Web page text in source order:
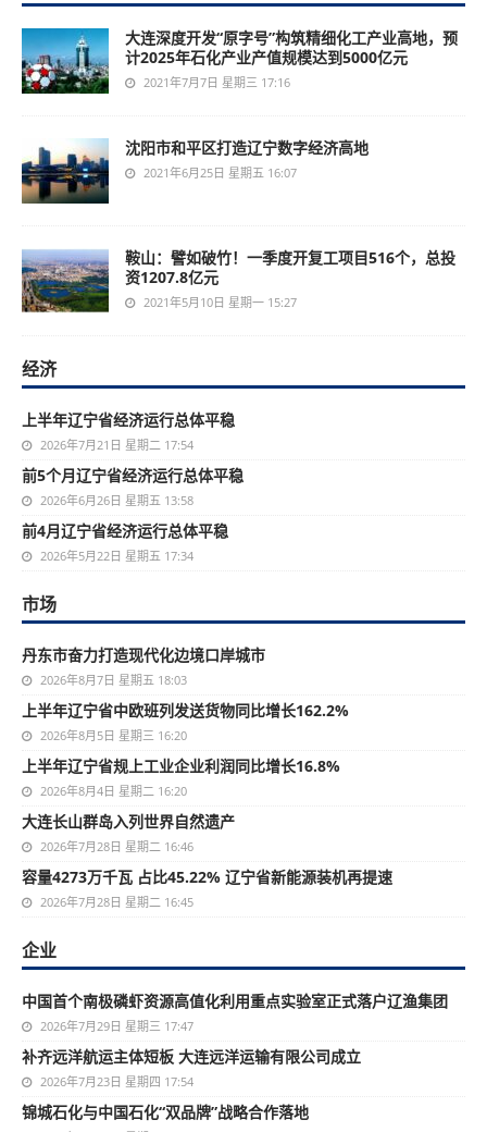
大连深度开发“原字号”构筑精细化工产业高地，预
计2025年石化产业产值规模达到5000亿元
2021年7月7日 星期三 17:16
沈阳市和平区打造辽宁数字经济高地
2021年6月25日 星期五 16:07
鞍山：譬如破竹！一季度开复工项目516个，总投
资1207.8亿元
2021年5月10日 星期一 15:27
经济
上半年辽宁省经济运行总体平稳
2026年7月21日 星期二 17:54
前5个月辽宁省经济运行总体平稳
2026年6月26日 星期五 13:58
前4月辽宁省经济运行总体平稳
2026年5月22日 星期五 17:34
市场
丹东市奋力打造现代化边境口岸城市
2026年8月7日 星期五 18:03
上半年辽宁省中欧班列发送货物同比增长162.2%
2026年8月5日 星期三 16:20
上半年辽宁省规上工业企业利润同比增长16.8%
2026年8月4日 星期二 16:20
大连长山群岛入列世界自然遗产
2026年7月28日 星期二 16:46
容量4273万千瓦 占比45.22% 辽宁省新能源装机再提速
2026年7月28日 星期二 16:45
企业
中国首个南极磷虾资源高值化利用重点实验室正式落户辽渔集团
2026年7月29日 星期三 17:47
补齐远洋航运主体短板 大连远洋运输有限公司成立
2026年7月23日 星期四 17:54
锦城石化与中国石化“双品牌”战略合作落地